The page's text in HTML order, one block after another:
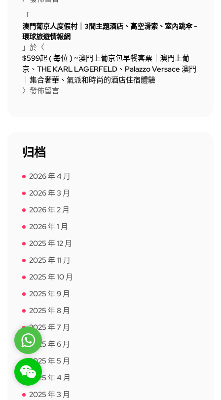
「
澳門葡京人度假村｜3間主題酒店、高空滑索、室內跳傘 -
環球旅遊情報網
」於〈
$599起 ( 每位 ) ~澳門上葡京包早餐套票｜澳門上葡
京、THE KARL LAGERFELD、Palazzo Versace 澳門
｜集合奢華、氣派和時尚的酒店住宿體驗
〉發佈留言
归档
2026 年 4 月
2026 年 3 月
2026 年 2 月
2026 年 1 月
2025 年 12 月
2025 年 11 月
2025 年 10 月
2025 年 9 月
2025 年 8 月
2025 年 7 月
2025 年 6 月
2025 年 5 月
2025 年 4 月
2025 年 3 月
WhatsApp
WeChat: rsgt819